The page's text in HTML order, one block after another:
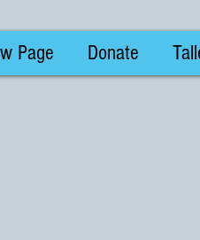
Page Donate